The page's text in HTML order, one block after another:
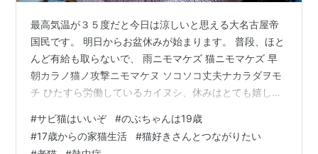
最高気温が３５度だと今日は涼しいと思える大名古屋帝
国民です。 明日からお盆休みが始まります。 普段、ほと
んど有給も取らないで、 雨ニモマケズ 猫ニモマケズ 早
朝カラノ猫ノ攻撃ニモマケヌ ソコソコ丈夫ナカラダヲモ
チ ひたすら労働しているカイヌシ、休みはとても嬉し
と弾丸お伊勢に行くんだー。 あとばバイク掃除して、部
屋掃除して、お墓も掃除して、のぶとお昼寝するんだー
#サビ猫はいいぞ #のぶちゃんは19歳
#17歳からの家猫生活 #猫好きさんとつながりたい